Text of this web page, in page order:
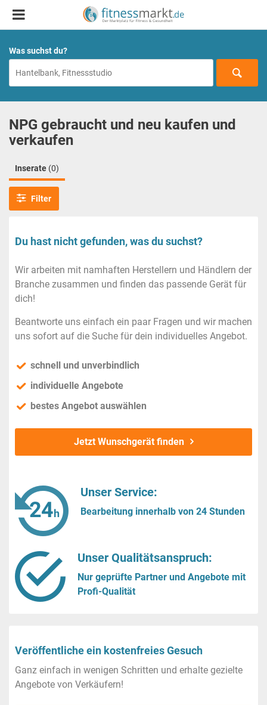
Was suchst du?
NPG gebraucht und neu kaufen und
verkaufen
Inserate (0)
Filter
Du hast nicht gefunden, was du suchst?
Wir arbeiten mit namhaften Herstellern und Händlern der
Branche zusammen und finden das passende Gerät für
dich!
Beantworte uns einfach ein paar Fragen und wir machen
uns sofort auf die Suche für dein individuelles Angebot.
schnell und unverbindlich
individuelle Angebote
bestes Angebot auswählen
Jetzt Wunschgerät finden
Unser Service:
Bearbeitung innerhalb von 24 Stunden
Unser Qualitätsanspruch:
Nur geprüfte Partner und Angebote mit
Profi-Qualität
Veröffentliche ein kostenfreies Gesuch
Ganz einfach in wenigen Schritten und erhalte gezielte
Angebote von Verkäufern!